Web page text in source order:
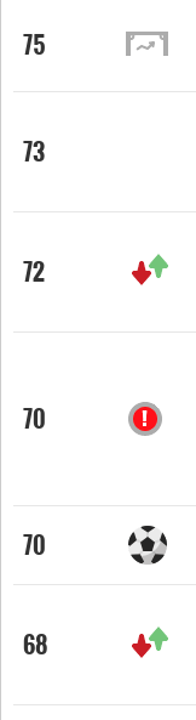
75
73
72
70
70
68